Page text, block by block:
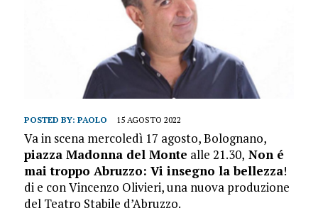
POSTED BY: PAOLO 15 AGOSTO 2022
Va in scena mercoledì 17 agosto, Bolognano,
piazza Madonna del Monte alle 21.30, Non é
mai troppo Abruzzo: Vi insegno la bellezza!
di e con Vincenzo Olivieri, una nuova produzione
del Teatro Stabile d’Abruzzo.